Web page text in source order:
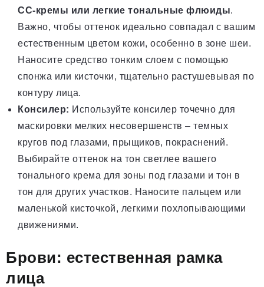
CC-кремы или легкие тональные флюиды.
Важно, чтобы оттенок идеально совпадал с вашим
естественным цветом кожи, особенно в зоне шеи.
Наносите средство тонким слоем с помощью
спонжа или кисточки, тщательно растушевывая по
контуру лица.
Консилер: Используйте консилер точечно для
маскировки мелких несовершенств – темных
кругов под глазами, прыщиков, покраснений.
Выбирайте оттенок на тон светлее вашего
тонального крема для зоны под глазами и тон в
тон для других участков. Наносите пальцем или
маленькой кисточкой, легкими похлопывающими
движениями.
Брови: естественная рамка
лица